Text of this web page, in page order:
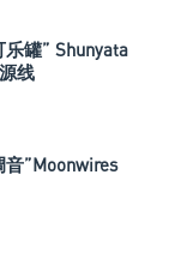
罐” Shunyata
线
”Moonwires